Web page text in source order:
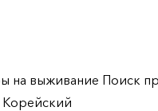
на выживание Поиск
Корейский